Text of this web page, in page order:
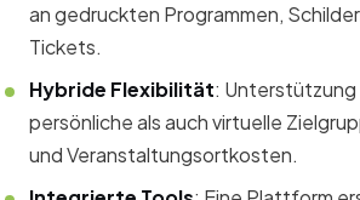
an gedruckten Programmen,
Tickets.
Hybride Flexibilität:
persönliche als auch virtuelle
und Veranstaltungsortkosten.